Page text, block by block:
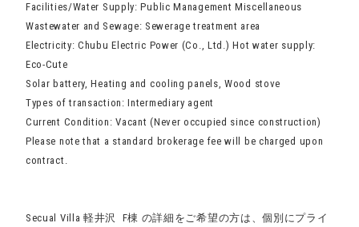
Facilities/Water Supply: Public Management Miscellaneous
Wastewater and Sewage: Sewerage treatment area
Electricity: Chubu Electric Power (Co., Ltd.) Hot water supply:
Eco-Cute
Solar battery, Heating and cooling panels, Wood stove
Types of transaction: Intermediary agent
Current Condition: Vacant (Never occupied since construction)
Please note that a standard brokerage fee will be charged upon
contract.
Secual Villa 軽井沢 F棟 の詳細をご希望の方は、個別にプライ